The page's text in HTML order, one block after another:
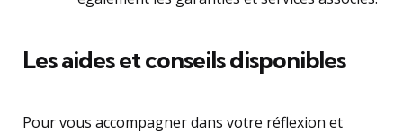
Les aides et conseils disponibles
Pour vous accompagner dans votre réflexion et